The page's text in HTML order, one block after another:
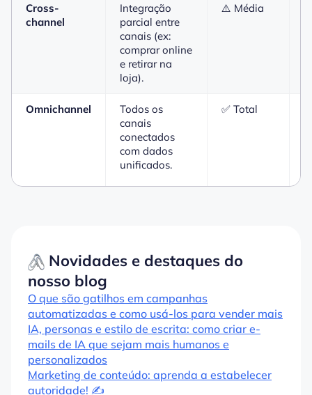
Cross-
channel
Integração
parcial entre
canais (ex:
comprar online
e retirar na
loja).
⚠️ Média
Omnichannel
Todos os
canais
conectados
com dados
unificados.
✅ Total
Novidades e destaques do
nosso blog
O que são gatilhos em campanhas
automatizadas e como usá-los para vender mais
IA, personas e estilo de escrita: como criar e-
mails de IA que sejam mais humanos e
personalizados
Marketing de conteúdo: aprenda a estabelecer
autoridade! ✍️